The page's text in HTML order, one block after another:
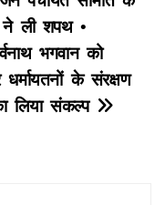
ने ली शपथ •
भगवान को
धर्मायतनों के संरक्षण
लिया संकल्प